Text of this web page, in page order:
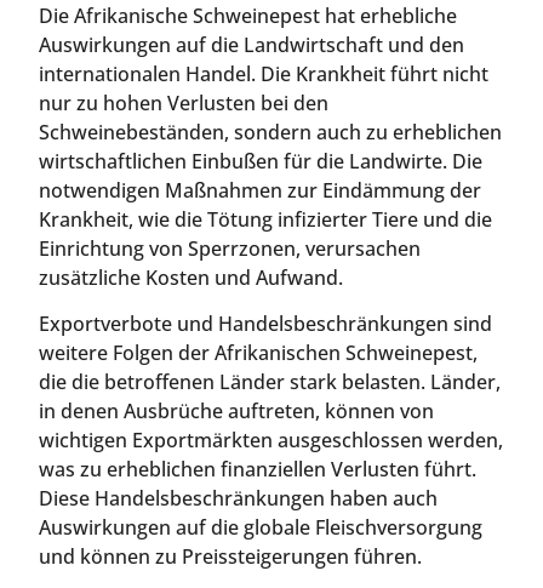
Die Afrikanische Schweinepest hat erhebliche
Auswirkungen auf die Landwirtschaft und den
internationalen Handel. Die Krankheit führt nicht
nur zu hohen Verlusten bei den
Schweinebeständen, sondern auch zu erheblichen
wirtschaftlichen Einbußen für die Landwirte. Die
notwendigen Maßnahmen zur Eindämmung der
Krankheit, wie die Tötung infizierter Tiere und die
Einrichtung von Sperrzonen, verursachen
zusätzliche Kosten und Aufwand.
Exportverbote und Handelsbeschränkungen sind
weitere Folgen der Afrikanischen Schweinepest,
die die betroffenen Länder stark belasten. Länder,
in denen Ausbrüche auftreten, können von
wichtigen Exportmärkten ausgeschlossen werden,
was zu erheblichen finanziellen Verlusten führt.
Diese Handelsbeschränkungen haben auch
Auswirkungen auf die globale Fleischversorgung
und können zu Preissteigerungen führen.